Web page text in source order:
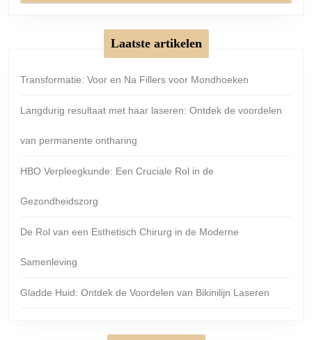
Laatste artikelen
Transformatie: Voor en Na Fillers voor Mondhoeken
Langdurig resultaat met haar laseren: Ontdek de voordelen
van permanente ontharing
HBO Verpleegkunde: Een Cruciale Rol in de
Gezondheidszorg
De Rol van een Esthetisch Chirurg in de Moderne
Samenleving
Gladde Huid: Ontdek de Voordelen van Bikinilijn Laseren